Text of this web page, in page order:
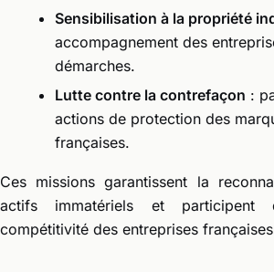
Sensibilisation à la propriété
accompagnement des
démarches.
Lutte contre la contrefaçon :
actions de protection des
françaises.
Ces missions garantissent la
actifs immatériels et participent
compétitivité des entreprises